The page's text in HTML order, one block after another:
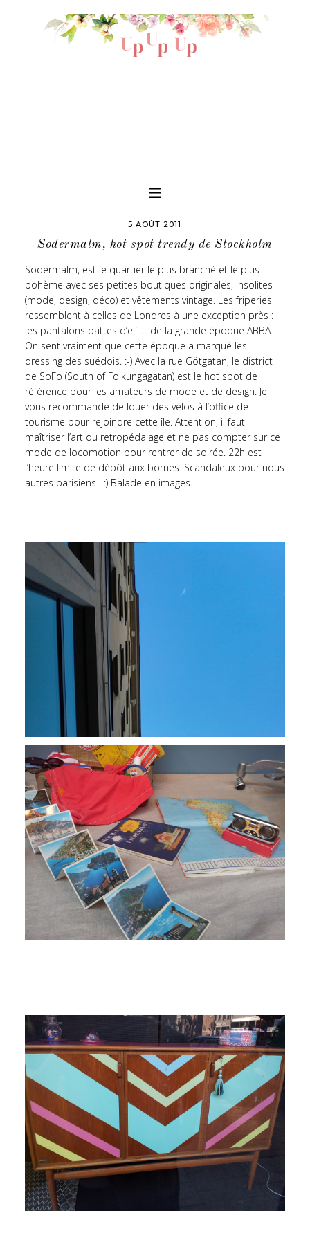
5 AOÛT 2011
Sodermalm, hot spot trendy de Stockholm
Sodermalm, est le quartier le plus branché et le plus
bohème avec ses petites boutiques originales, insolites
(mode, design, déco) et vêtements vintage. Les friperies
ressemblent à celles de Londres à une exception près :
les pantalons pattes d’elf … de la grande époque ABBA.
On sent vraiment que cette époque a marqué les
dressing des suédois. :-) Avec la rue Götgatan, le district
de SoFo (South of Folkungagatan) est le hot spot de
référence pour les amateurs de mode et de design. Je
vous recommande de louer des vélos à l’office de
tourisme pour rejoindre cette île. Attention, il faut
maîtriser l’art du retropédalage et ne pas compter sur ce
mode de locomotion pour rentrer de soirée. 22h est
l’heure limite de dépôt aux bornes. Scandaleux pour nous
autres parisiens ! :) Balade en images.